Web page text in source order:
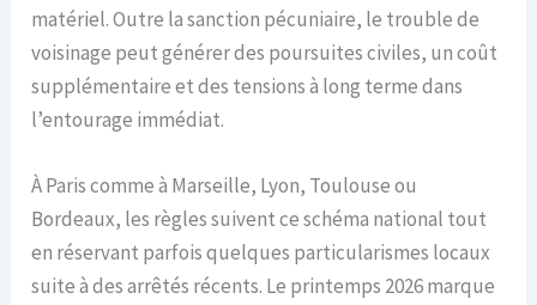
matériel. Outre la sanction pécuniaire, le trouble de
voisinage peut générer des poursuites civiles, un coût
supplémentaire et des tensions à long terme dans
l’entourage immédiat.
À Paris comme à Marseille, Lyon, Toulouse ou
Bordeaux, les règles suivent ce schéma national tout
en réservant parfois quelques particularismes locaux
suite à des arrêtés récents. Le printemps 2026 marque